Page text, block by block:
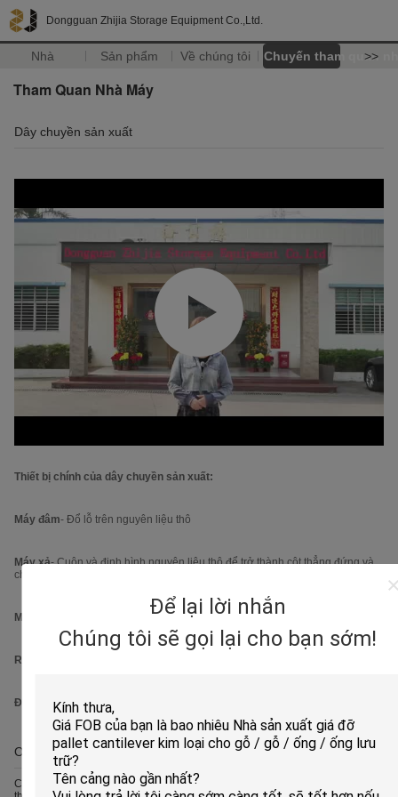
Dongguan Zhijia Storage Equipment Co.,Ltd.
Nhà Sản phẩm Về chúng tôi Chuyến tham quan
>>
Để lại lời nhắn
Chúng tôi sẽ gọi lại cho bạn sớm!
Tham Quan Nhà Máy
Dây chuyền sản xuất
Thiết bị chính của dây chuyền sản xuất:
Máy đâm- Đổ lỗ trên nguyên liệu thô
Máy xả- Cuộn và định hình nguyên liệu thô để trở thành cột thẳng đứng và
chùm
Máy cắt - Cắt các vật liệu theo kích thước yêu cầu của khách hàng
Robot hàn tự động
Đường phủ bột tự động
OEM/ODM
Chúng tôi có thể chấp nhận OEM / ODM, tất cả các kích thước có sẵn hoặc